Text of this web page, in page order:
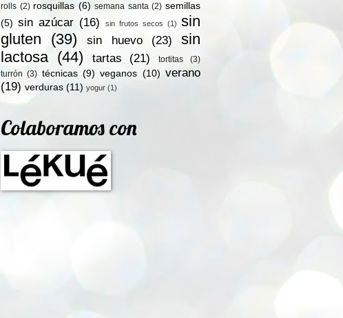
rolls (2) rosquillas (6) semana santa (2) semillas
(5) sin azúcar (16) sin frutos secos (1) sin
gluten
(39) sin huevo (23)
sin
lactosa (44) tartas (21) tortitas
(3)
turrón (3) técnicas (9) veganos (10) verano
(19) verduras (11) yogur (1)
Colaboramos con